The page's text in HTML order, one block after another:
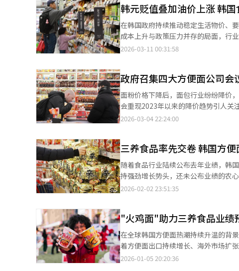
鸡面于2012年6月进入中国市场，初
费者需求快速升温，2017年起相继入
微信等社交平台推动品牌互动与口
赛等形式有效提升品牌知名度。一系
2019年起，公司携手本土渠道商全面
务。目前，公司已完成一线城市布局
覆盖。着眼长远，三养食品于2024年
元），预计2027年正式投产，年产能可达11亿份，
心卖点，与中国本土的酸辣、麻辣形
本地化，陆续推出韩式炸鸡味、咖喱
亿元，2024年进一步攀升至21亿元，
调整等因素影响，中国市场在整体销
企业全球化战略布局具有不可或缺的支撑作用。 三养食品相关人士表示，随着韩中文化交流
及文化在中国市场的接受度有望进一
结构、实现世代交替和确保未来增长
味。Ottogi计划继续以“真拌面”进军
三养食品则以“맵탱 쿨스파이시拌面
争中占据更有利位置。拉面行业对拌
市场规模从2015年的约757亿韩元增
拉面企业将拌面视为新的增长类别，
韩元贬值叠加油价上涨 韩
在韩国政府持续推动稳定生活物价、
成本上升与政策压力并存的局面，行业经营环境愈发严峻。 据首尔外汇
1495.5韩元，较前一交易日上涨19.1
明显增加，因此食品行业被认为对汇率波动尤为敏感。 与此同时，国际油价上
局势紧张影响，国际油价突破每桶
的能源成本，并带动塑料等石化原料
整体成本结构将明显恶化。 尽管成本压力持续加大，韩国政府仍不断向食品企业释放稳定物价的政策信号。近日，韩
国农林畜产食品部与农心、三养食品
调查，重点整顿面粉、糖和淀粉糖等
韩国总统李在明近日表示，如果使用
业不应独享相关政策成果。这一表态被市场解读
业率先作出回应。连锁品牌巴黎贝甜
金额最高达到1万韩元（约合人民币47元）
一轮降价重点对象。不过，受汇率与油价
业负责人表示，目前汇率和油价等外
方便面企业相关人士也指出，虽然行
情况下，企业实际操作空间十分有限。 总体来看，在政府稳定物价政策与原材料成本持续上升的双重作用下，韩国食
2026-03-11 00:31:58
政府召集四大方便面公司会
面粉价格下降后，面包行业纷纷降价
会重现2023年以来的降价趋势引人
四家公司发出会议邀请。会议定于3
考虑各种方案。然而，两家公司尚未
和能源成本也在上升。三养食品表示
价计划。农心也持谨慎态度，认为除
中，面粉成本占比不到10%。过去的
年3月恢复价格后，利润有所回升，但
理兼企划财政部长官的秋庆镐在节目
面出厂价下调4.5%，Ottogi将15种
如果一家企业率先调整价格，竞争对
与CJ第一制糖、Daesang、Sajo
通，企业也了解政府正在运营民生物
2026-03-04 22:24:00
三养食品率先交卷 韩国方
随着食品行业陆续公布去年业绩，韩
持强劲增长势头，还未公布业绩的农心与不倒翁（
首次突破年销售额2万亿韩元（约合
至5000亿韩元以上，盈利能力显著提升。 值得注意的是，通常第四季度业绩不同于其他季度，可在3月底
告前公布。但三养食品则提前公布业
变动幅度超过30%（大型企业为15%
业绩的农心与不倒翁可能在2月内提前发布相关数据。 韩国证券界预测，农心去
业利润约1895亿韩元，分别同比增
2026-02-02 23:51:35
"火鸡面"助力三养食品业绩
在全球韩国方便面热潮持续升温的背
着方便面出口持续增长、海外市场扩
亿元）。 据金融信息服务机构FnGuide于4日发布的数据，三养食品今年销售额预计将达3万亿韩元。去年1月2日，
2026-01-05 20:20:36